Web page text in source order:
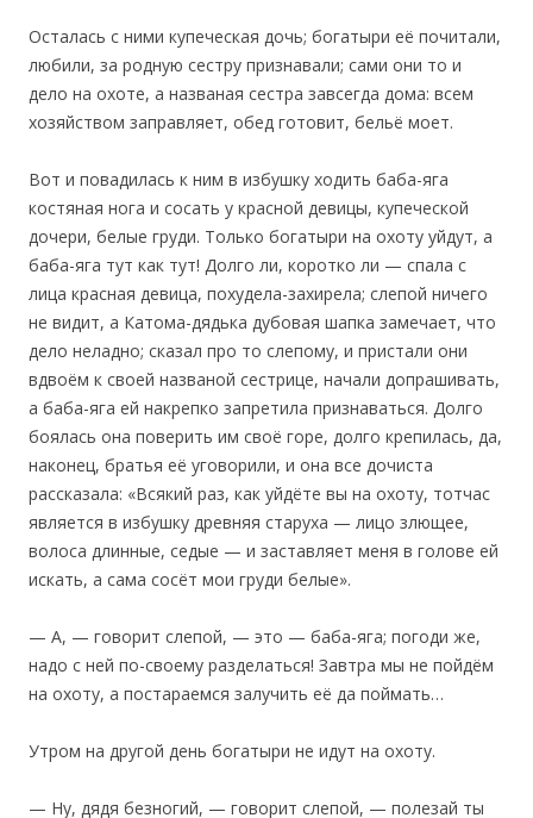
Осталась с ними купеческая дочь; богатыри её почитали,
любили, за родную сестру признавали; сами они то и
дело на охоте, а названая сестра завсегда дома: всем
хозяйством заправляет, обед готовит, бельё моет.
‎Вот и повадилась к ним в избушку ходить баба-яга
костяная нога и сосать у красной девицы, купеческой
дочери, белые груди. Только богатыри на охоту уйдут, а
баба-яга тут как тут! Долго ли, коротко ли — спала с
лица красная девица, похудела-захирела; слепой ничего
не видит, а Катома-дядька дубовая шапка замечает, что
дело неладно; сказал про то слепому, и пристали они
вдвоём к своей названой сестрице, начали допрашивать,
а баба-яга ей накрепко запретила признаваться. Долго
боялась она поверить им своё горе, долго крепилась, да,
наконец, братья её уговорили, и она все дочиста
рассказала: «Всякий раз, как уйдёте вы на охоту, тотчас
является в избушку древняя старуха — лицо злющее,
волоса длинные, седые — и заставляет меня в голове ей
искать, а сама сосёт мои груди белые».
— А, — говорит слепой, — это — баба-яга; погоди же,
надо с ней по-своему разделаться! Завтра мы не пойдём
на охоту, а постараемся залучить её да поймать…
‎Утром на другой день богатыри не идут на охоту.
— Ну, дядя безногий, — говорит слепой, — полезай ты